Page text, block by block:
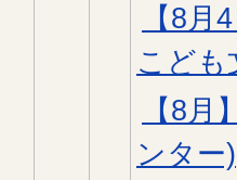
【8
こども
【8
ンター)